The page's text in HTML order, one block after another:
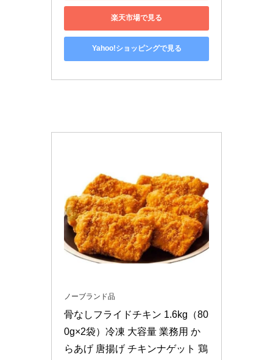
楽天市場で見る
Yahoo!ショッピングで見る
ノーブランド品
骨なしフライドチキン 1.6kg（80
0g×2袋）冷凍 大容量 業務用 か
らあげ 唐揚げ チキンナゲット 鶏